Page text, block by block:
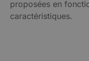
proposées en
caractéristiques.